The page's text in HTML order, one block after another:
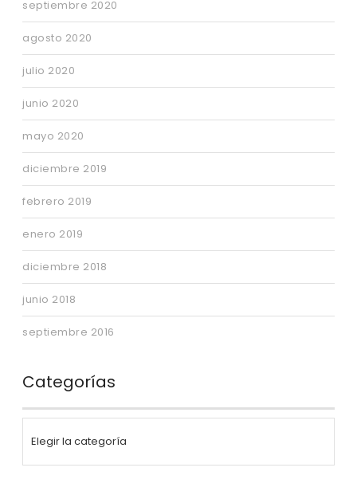
septiembre 2020
agosto 2020
julio 2020
junio 2020
mayo 2020
diciembre 2019
febrero 2019
enero 2019
diciembre 2018
junio 2018
septiembre 2016
Categorías